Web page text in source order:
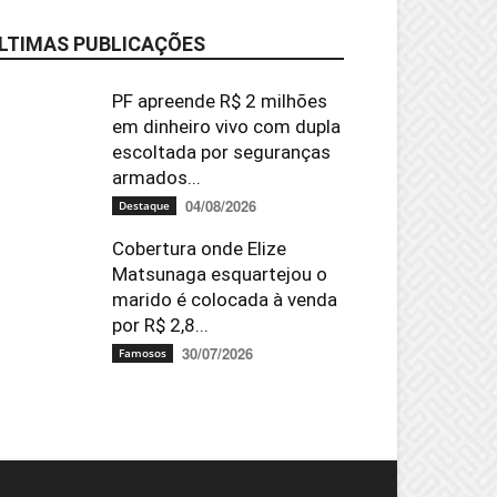
PUBLICAÇÕES
PF apreende R$ 2 milhões
em dinheiro vivo com dupla
escoltada por seguranças
armados...
Destaque 04/08/2026
Cobertura onde Elize
Matsunaga esquartejou o
marido é colocada à venda
por R$ 2,8...
Famosos 30/07/2026